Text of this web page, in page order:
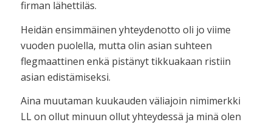
firman lähettiläs.
Heidän ensimmäinen yhteydenotto oli jo viime
vuoden puolella, mutta olin asian suhteen
flegmaattinen enkä pistänyt tikkuakaan ristiin
asian edistämiseksi.
Aina muutaman kuukauden väliajoin nimimerkki
LL on ollut minuun ollut yhteydessä ja minä olen